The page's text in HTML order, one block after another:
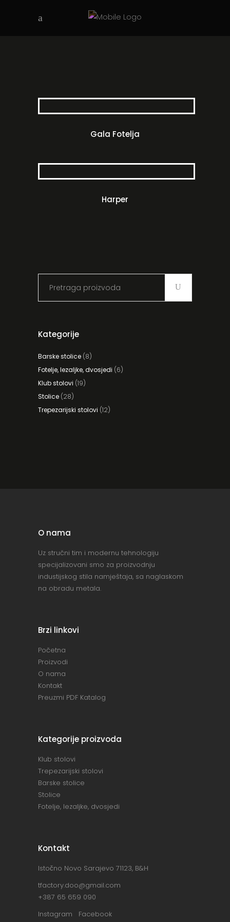
Gala Fotelja
Harper
Kategorije
Barske stolice (8)
Fotelje, lezaljke, dvosjedi (6)
Klub stolovi (19)
Stolice (28)
Trepezarijski stolovi (12)
O nama
Uz stručni tim i modernu tehnologiju
specijalizovani smo za proizvodnju
industijskog stila namještaja, sa naglaskom
na obradu metala.
Brzi linkovi
Početna
Proizvodi
O nama
Kontakt
Preuzmi PDF Katalog
Kategorije proizvoda
Klub stolovi
Trepezarijski stolovi
Barske stolice
Stolice
Fotelje, lezaljke, dvosjedi
Kontakt
Istočno Novo Sarajevo 71123, B&H
tfactory.doo@gmail.com
+387 65 659 090
Instagram Facebook